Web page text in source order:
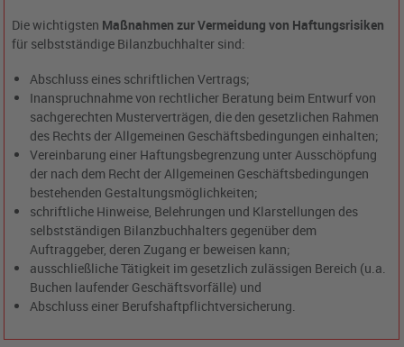
Die wichtigsten Maßnahmen zur Vermeidung von Haftungsrisiken
für selbstständige Bilanzbuchhalter sind:
Abschluss eines schriftlichen Vertrags;
Inanspruchnahme von rechtlicher Beratung beim Entwurf von
sachgerechten Musterverträgen, die den gesetzlichen Rahmen
des Rechts der Allgemeinen Geschäftsbedingungen einhalten;
Vereinbarung einer Haftungsbegrenzung unter Ausschöpfung
der nach dem Recht der Allgemeinen Geschäftsbedingungen
bestehenden Gestaltungsmöglichkeiten;
schriftliche Hinweise, Belehrungen und Klarstellungen des
selbstständigen Bilanzbuchhalters gegenüber dem
Auftraggeber, deren Zugang er beweisen kann;
ausschließliche Tätigkeit im gesetzlich zulässigen Bereich (u.a.
Buchen laufender Geschäftsvorfälle) und
Abschluss einer Berufshaftpflichtversicherung.